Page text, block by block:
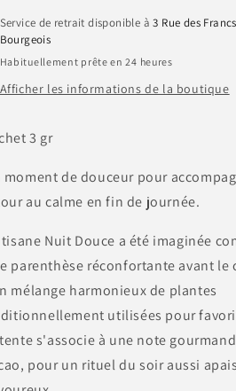
BIO
Sachet
Individuel
BIO
Sachet
Individuel
Service de retrait disponible à3 Rue des Francs
Bourgeois
Habituellement prête en 24 heures
Afficher les informations de la boutique
3 gr
moment de douceur pour
au calme en fin de journée.
tisane Nuit Douce a été imaginée
parenthèse réconfortante avant le
mélange harmonieux de plantes
utilisées pour
s'associe à une note
pour un rituel du soir aussi